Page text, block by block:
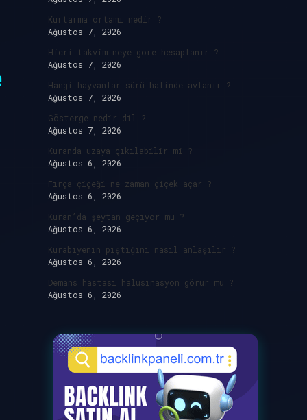
Kurtarma ortamı nedir ?
Ağustos 7, 2026
Hicri takvim neye göre hesaplanır ?
Ağustos 7, 2026
Hangi hayvanlar sürü halinde avlanır ?
Ağustos 7, 2026
Gösterge nedir dil ?
Ağustos 7, 2026
Kuranda uzaya çıkılabilir mi ?
Ağustos 6, 2026
Fırça çiçeği ne zaman çiçek açar ?
Ağustos 6, 2026
Kuran’da şeytan geçiyor mu ?
Ağustos 6, 2026
Kurabiyenin piştiğini nasıl anlaşılır ?
Ağustos 6, 2026
Demans hastası halüsinasyon görür mü ?
Ağustos 6, 2026